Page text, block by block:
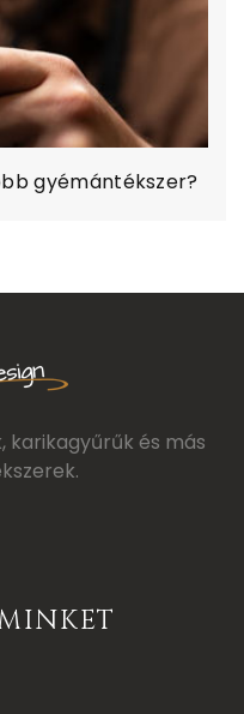
gyémántékszer?
karikagyűrűk és más